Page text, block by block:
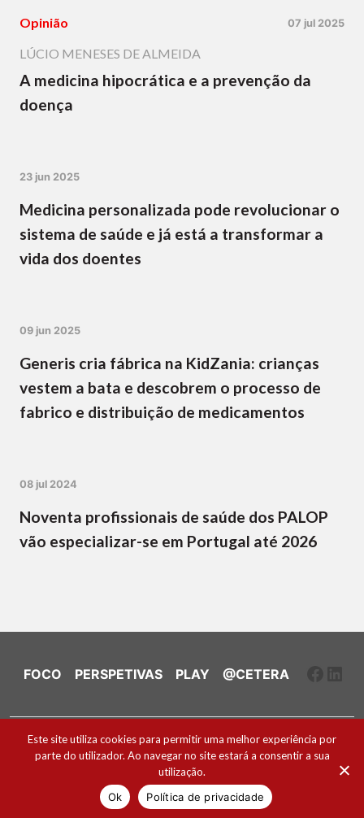
Opinião 07 jul 2025
LÚCIO MENESES DE ALMEIDA
A medicina hipocrática e a prevenção da
doença
23 jun 2025
Medicina personalizada pode revolucionar o
sistema de saúde e já está a transformar a
vida dos doentes
09 jun 2025
Generis cria fábrica na KidZania: crianças
vestem a bata e descobrem o processo de
fabrico e distribuição de medicamentos
08 jul 2024
Noventa profissionais de saúde dos PALOP
vão especializar-se em Portugal até 2026
FOCO PERSPETIVAS PLAY @CETERA
Ficha Técnica e Estatuto Editorial
Política de Cookies
2026 ® Todos os direitos reservados
Este site utiliza cookies para permitir uma melhor experiência por
parte do utilizador. Ao navegar no site estará a consentir a sua
utilização.
Ok
Política de privacidade